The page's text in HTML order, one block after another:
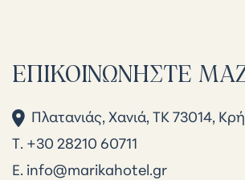
ΕΠΙΚΟΙΝΩΝΉΣΤΕ
Πλατανιάς, Χανιά, ΤΚ 73014,
Τ. +30 28210 60711
Ε. info@marikahotel.gr